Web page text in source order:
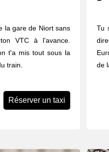
la gare de Niort sans
VTC à l’avance.
t'a mis tout sous la
train.
Réserver un taxi
Tu
de